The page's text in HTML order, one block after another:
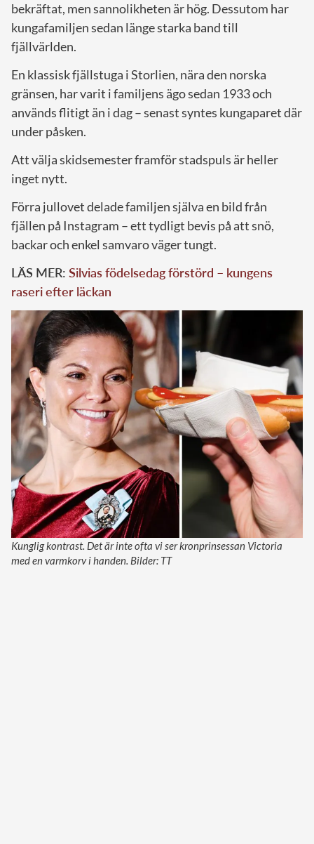
bekräftat, men sannolikheten är hög. Dessutom har
kungafamiljen sedan länge starka band till
fjällvärlden.
En klassisk fjällstuga i Storlien, nära den norska
gränsen, har varit i familjens ägo sedan 1933 och
används flitigt än i dag – senast syntes kungaparet där
under påsken.
Att välja skidsemester framför stadspuls är heller
inget nytt.
Förra jullovet delade familjen själva en bild från
fjällen på Instagram – ett tydligt bevis på att snö,
backar och enkel samvaro väger tungt.
LÄS MER: Silvias födelsedag förstörd – kungens
raseri efter läckan
Kunglig kontrast. Det är inte ofta vi ser kronprinsessan Victoria
med en varmkorv i handen. Bilder: TT